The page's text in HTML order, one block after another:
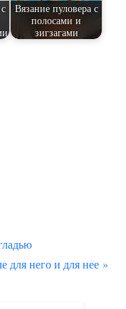
Вязание пуловера с
полосами и
зигзагами
для него и для нее